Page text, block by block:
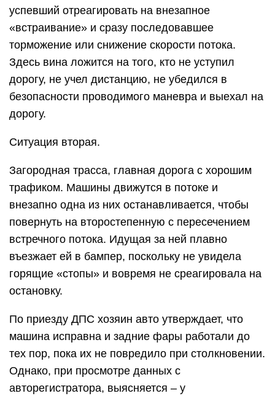
успевший отреагировать на внезапное
«встраивание» и сразу последовавшее
торможение или снижение скорости потока.
Здесь вина ложится на того, кто не уступил
дорогу, не учел дистанцию, не убедился в
безопасности проводимого маневра и выехал на
дорогу.
Ситуация вторая.
Загородная трасса, главная дорога с хорошим
трафиком. Машины движутся в потоке и
внезапно одна из них останавливается, чтобы
повернуть на второстепенную с пересечением
встречного потока. Идущая за ней плавно
въезжает ей в бампер, поскольку не увидела
горящие «стопы» и вовремя не среагировала на
остановку.
По приезду ДПС хозяин авто утверждает, что
машина исправна и задние фары работали до
тех пор, пока их не повредило при столкновении.
Однако, при просмотре данных с
авторегистратора, выясняется – у